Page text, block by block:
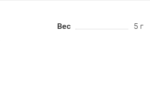
Вес 5 г